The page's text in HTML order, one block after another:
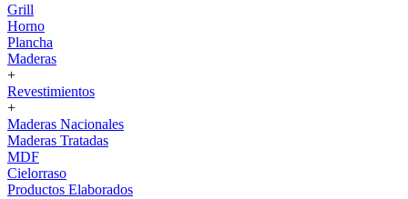
Grill
Horno
Plancha
Maderas
+
Revestimientos
+
Maderas Nacionales
Maderas Tratadas
MDF
Cielorraso
Productos Elaborados